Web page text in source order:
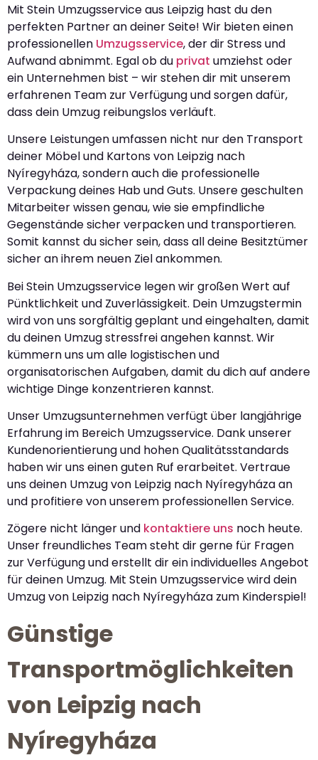
Mit Stein Umzugsservice aus Leipzig hast du den
perfekten Partner an deiner Seite! Wir bieten einen
professionellen Umzugsservice, der dir Stress und
Aufwand abnimmt. Egal ob du privat umziehst oder
ein Unternehmen bist – wir stehen dir mit unserem
erfahrenen Team zur Verfügung und sorgen dafür,
dass dein Umzug reibungslos verläuft.
Unsere Leistungen umfassen nicht nur den Transport
deiner Möbel und Kartons von Leipzig nach
Nyíregyháza, sondern auch die professionelle
Verpackung deines Hab und Guts. Unsere geschulten
Mitarbeiter wissen genau, wie sie empfindliche
Gegenstände sicher verpacken und transportieren.
Somit kannst du sicher sein, dass all deine Besitztümer
sicher an ihrem neuen Ziel ankommen.
Bei Stein Umzugsservice legen wir großen Wert auf
Pünktlichkeit und Zuverlässigkeit. Dein Umzugstermin
wird von uns sorgfältig geplant und eingehalten, damit
du deinen Umzug stressfrei angehen kannst. Wir
kümmern uns um alle logistischen und
organisatorischen Aufgaben, damit du dich auf andere
wichtige Dinge konzentrieren kannst.
Unser Umzugsunternehmen verfügt über langjährige
Erfahrung im Bereich Umzugsservice. Dank unserer
Kundenorientierung und hohen Qualitätsstandards
haben wir uns einen guten Ruf erarbeitet. Vertraue
uns deinen Umzug von Leipzig nach Nyíregyháza an
und profitiere von unserem professionellen Service.
Zögere nicht länger und kontaktiere uns noch heute.
Unser freundliches Team steht dir gerne für Fragen
zur Verfügung und erstellt dir ein individuelles Angebot
für deinen Umzug. Mit Stein Umzugsservice wird dein
Umzug von Leipzig nach Nyíregyháza zum Kinderspiel!
Günstige
Transportmöglichkeiten
von Leipzig nach
Nyíregyháza